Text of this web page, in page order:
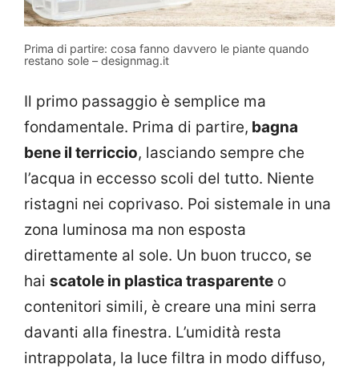
Prima di partire: cosa fanno davvero le piante quando
restano sole – designmag.it
Il primo passaggio è semplice ma
fondamentale. Prima di partire, bagna
bene il terriccio, lasciando sempre che
l’acqua in eccesso scoli del tutto. Niente
ristagni nei coprivaso. Poi sistemale in una
zona luminosa ma non esposta
direttamente al sole. Un buon trucco, se
hai scatole in plastica trasparente o
contenitori simili, è creare una mini serra
davanti alla finestra. L’umidità resta
intrappolata, la luce filtra in modo diffuso,